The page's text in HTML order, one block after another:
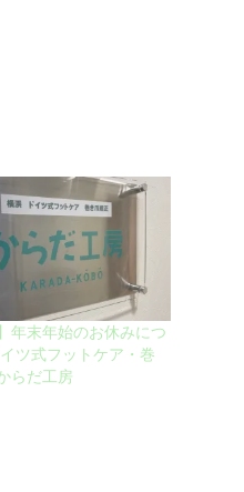
年末年始のお休みにつ
ツ式フットケア・巻
らだ工房